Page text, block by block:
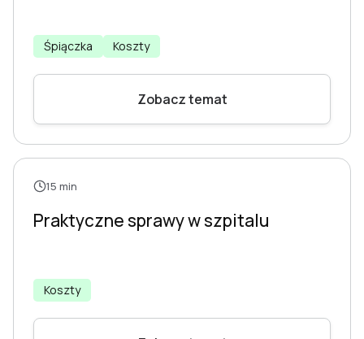
Śpiączka Koszty
Zobacz temat
15 min
Praktyczne sprawy w szpitalu
Koszty